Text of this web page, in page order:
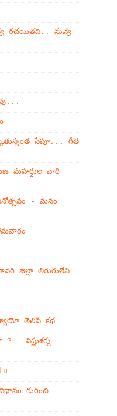
రచయితవి.. నువ్వే
సేపూ... గీత
మహర్షుల వారి
- మనం
జిల్లా తిరుగులేని
తెలిపే కథ
? - విష్ణుశర్మ -
గురించి